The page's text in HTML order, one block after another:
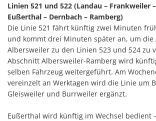
Linien 521 und 522 (Landau – Frankweiler
Eußerthal – Dernbach – Ramberg)
Die Linie 521 fährt künftig zwei Minuten
und kommt drei Minuten später an, um die
Albersweiler zu den Linien 523 und 524 zu
Abschnitt Albersweiler-Ramberg wird
selben Fahrzeug weitergeführt. Am
vereinzelt an Werktagen wird die Linie um
Gleisweiler und Burrweiler ergänzt.
Eußerthal wird künftig im Wechsel bedient